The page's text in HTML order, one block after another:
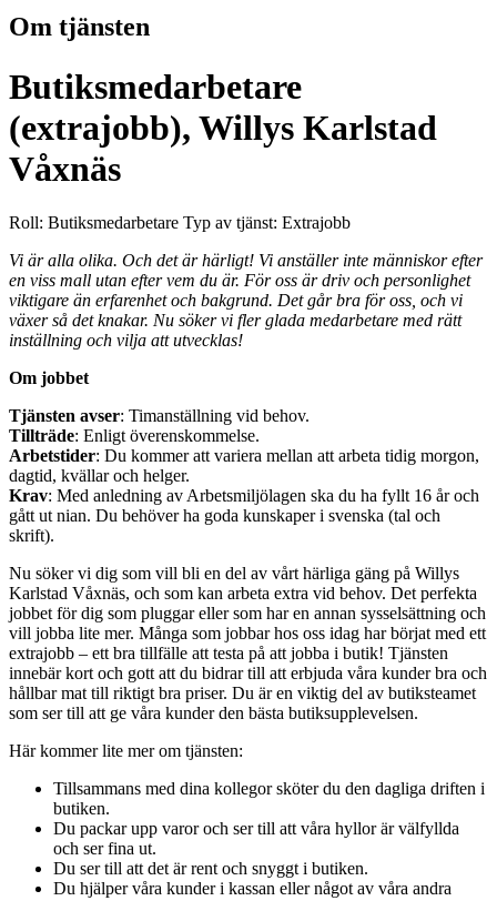
Om tjänsten
Butiksmedarbetare
(extrajobb), Willys Karlstad
Våxnäs
Roll: Butiksmedarbetare Typ av tjänst: Extrajobb
Vi är alla olika. Och det är härligt! Vi anställer inte människor efter
en viss mall utan efter vem du är. För oss är driv och personlighet
viktigare än erfarenhet och bakgrund. Det går bra för oss, och vi
växer så det knakar. Nu söker vi fler glada medarbetare med rätt
inställning och vilja att utvecklas!
Om jobbet
Tjänsten avser: Timanställning vid behov.
Tillträde: Enligt överenskommelse.
Arbetstider: Du kommer att variera mellan att arbeta tidig morgon,
dagtid, kvällar och helger.
Krav: Med anledning av Arbetsmiljölagen ska du ha fyllt 16 år och
gått ut nian. Du behöver ha goda kunskaper i svenska (tal och
skrift).
Nu söker vi dig som vill bli en del av vårt härliga gäng på Willys
Karlstad Våxnäs, och som kan arbeta extra vid behov. Det perfekta
jobbet för dig som pluggar eller som har en annan sysselsättning och
vill jobba lite mer. Många som jobbar hos oss idag har börjat med ett
extrajobb – ett bra tillfälle att testa på att jobba i butik! Tjänsten
innebär kort och gott att du bidrar till att erbjuda våra kunder bra och
hållbar mat till riktigt bra priser. Du är en viktig del av butiksteamet
som ser till att ge våra kunder den bästa butiksupplevelsen.
Här kommer lite mer om tjänsten:
Tillsammans med dina kollegor sköter du den dagliga driften i
butiken.
Du packar upp varor och ser till att våra hyllor är välfyllda
och ser fina ut.
Du ser till att det är rent och snyggt i butiken.
Du hjälper våra kunder i kassan eller något av våra andra